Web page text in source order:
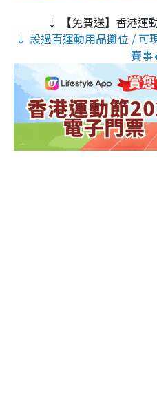
↓ 【免費送】香港運
↓ 設過百運動用品攤位 / 可
賽事